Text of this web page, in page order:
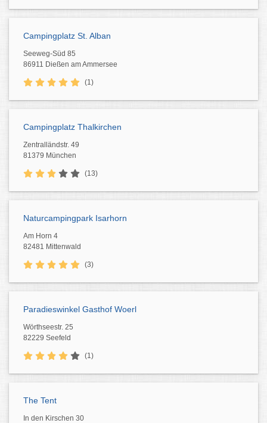
Campingplatz St. Alban
Seeweg-Süd 85
86911 Dießen am Ammersee
(1)
Campingplatz Thalkirchen
Zentralländstr. 49
81379 München
(13)
Naturcampingpark Isarhorn
Am Horn 4
82481 Mittenwald
(3)
Paradieswinkel Gasthof Woerl
Wörthseestr. 25
82229 Seefeld
(1)
The Tent
In den Kirschen 30